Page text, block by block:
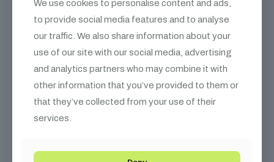
Kapcsolódótermékek
We use cookies to personalise content and ads,
to provide social media features and to analyse
our traffic. We also share information about your
use of our site with our social media, advertising
and analytics partners who may combine it with
other information that you’ve provided to them or
that they’ve collected from your use of their
services.